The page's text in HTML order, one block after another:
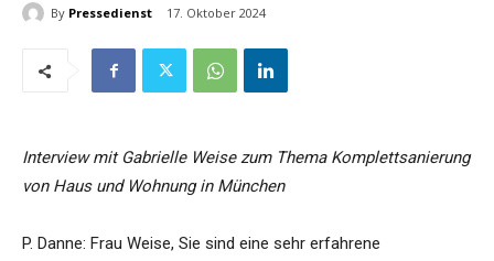
By Pressedienst 17. Oktober 2024
Interview mit Gabrielle Weise zum Thema Komplettsanierung
von Haus und Wohnung in München
P. Danne: Frau Weise, Sie sind eine sehr erfahrene